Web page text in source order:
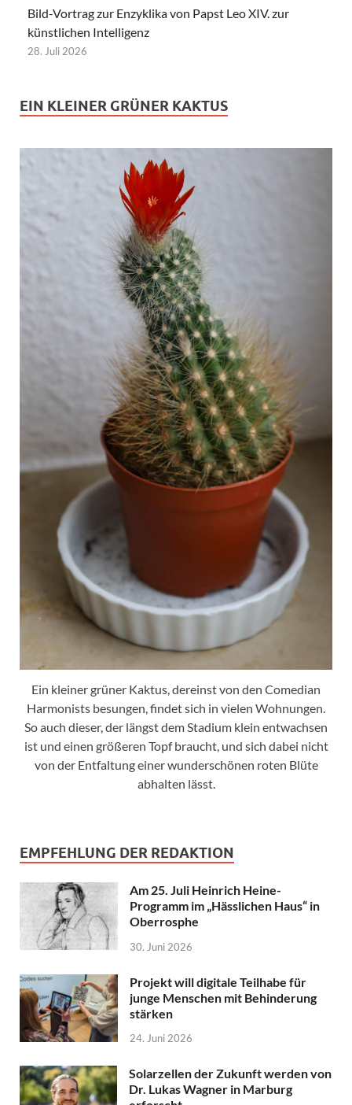
Bild-Vortrag zur Enzyklika von Papst Leo XIV. zur
künstlichen Intelligenz
28. Juli 2026
EIN KLEINER GRÜNER KAKTUS
Ein kleiner grüner Kaktus, dereinst von den Comedian
Harmonists besungen, findet sich in vielen Wohnungen.
So auch dieser, der längst dem Stadium klein entwachsen
ist und einen größeren Topf braucht, und sich dabei nicht
von der Entfaltung einer wunderschönen roten Blüte
abhalten lässt.
EMPFEHLUNG DER REDAKTION
Am 25. Juli Heinrich Heine-
Programm im „Hässlichen Haus“ in
Oberrosphe
30. Juni 2026
Projekt will digitale Teilhabe für
junge Menschen mit Behinderung
stärken
24. Juni 2026
Solarzellen der Zukunft werden von
Dr. Lukas Wagner in Marburg